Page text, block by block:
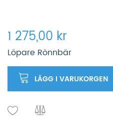
1 275,00 kr
Löpare Rönnbär
LÄGG I VARUKORGEN